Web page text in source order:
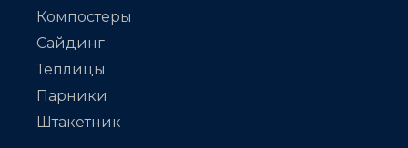
Компостеры
Сайдинг
Теплицы
Парники
Штакетник